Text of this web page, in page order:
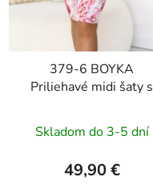
379-6 BOYKA
Priliehavé midi šaty s
ružovými kvetmi
Skladom do 3-5 dní
49,90 €